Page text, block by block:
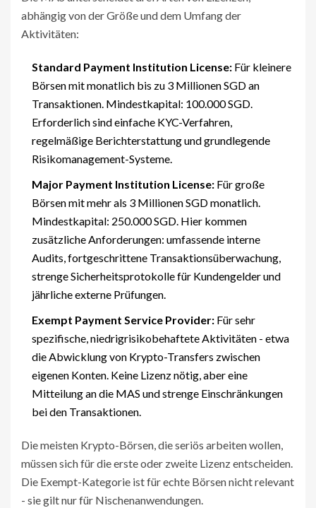
abhängig von der Größe und dem Umfang der
Aktivitäten:
Standard Payment Institution License: Für kleinere
Börsen mit monatlich bis zu 3 Millionen SGD an
Transaktionen. Mindestkapital: 100.000 SGD.
Erforderlich sind einfache KYC-Verfahren,
regelmäßige Berichterstattung und grundlegende
Risikomanagement-Systeme.
Major Payment Institution License: Für große
Börsen mit mehr als 3 Millionen SGD monatlich.
Mindestkapital: 250.000 SGD. Hier kommen
zusätzliche Anforderungen: umfassende interne
Audits, fortgeschrittene Transaktionsüberwachung,
strenge Sicherheitsprotokolle für Kundengelder und
jährliche externe Prüfungen.
Exempt Payment Service Provider: Für sehr
spezifische, niedrigrisikobehaftete Aktivitäten - etwa
die Abwicklung von Krypto-Transfers zwischen
eigenen Konten. Keine Lizenz nötig, aber eine
Mitteilung an die MAS und strenge Einschränkungen
bei den Transaktionen.
Die meisten Krypto-Börsen, die seriös arbeiten wollen,
müssen sich für die erste oder zweite Lizenz entscheiden.
Die Exempt-Kategorie ist für echte Börsen nicht relevant
- sie gilt nur für Nischenanwendungen.